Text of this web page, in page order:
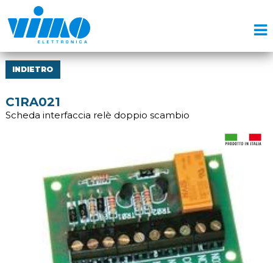
INDIETRO
C1RA021
Scheda interfaccia relè doppio scambio